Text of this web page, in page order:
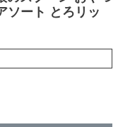
ソート とろリッ